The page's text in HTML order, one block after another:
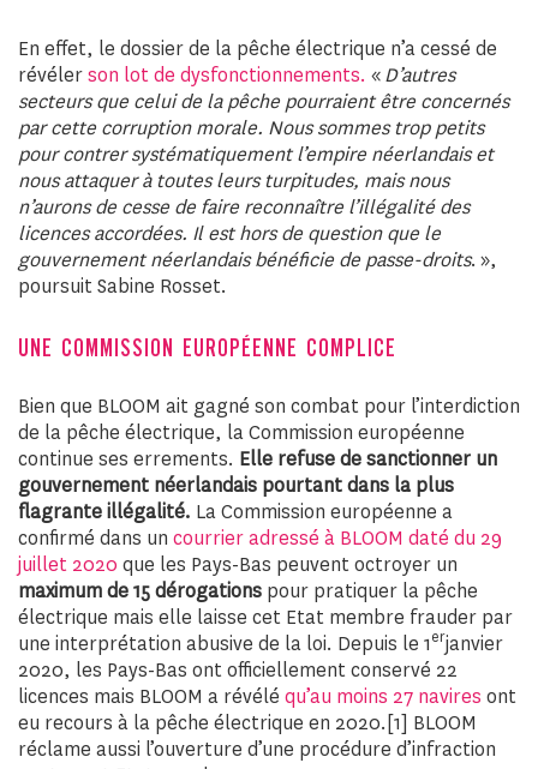
En effet, le dossier de la pêche électrique n’a cessé de
révélerson lot de dysfonctionnements. «D’autres
secteurs que celui de la pêche pourraient être concernés
par cette corruption morale. Nous sommes trop petits
pour contrer systématiquement l’empire néerlandais et
nous attaquer à toutes leurs turpitudes, mais nous
n’aurons de cesse de faire reconnaître l’illégalité des
licences accordées. Il est hors de question que le
gouvernement néerlandais bénéficie de passe-droits. »,
poursuit Sabine Rosset.
UNE COMMISSION EUROPÉENNE COMPLICE
Bien que BLOOM ait gagné son combat pour l’interdiction
de la pêche électrique, la Commission européenne
continue ses errements. Elle refuse de sanctionner un
gouvernement néerlandais pourtant dans la plus
flagrante illégalité. La Commission européenne a
confirmé dans un courrier adressé à BLOOM daté du 29
juillet 2020 que les Pays-Bas peuvent octroyer un
maximum de 15 dérogations pour pratiquer la pêche
électrique mais elle laisse cet Etat membre frauder par
une interprétation abusive de la loi. Depuis le 1erjanvier
2020, les Pays-Bas ont officiellement conservé 22
licences mais BLOOM a révélé qu’au moins 27 navires ont
eu recours à la pêche électrique en 2020.[1] BLOOM
réclame aussi l’ouverture d’une procédure d’infraction